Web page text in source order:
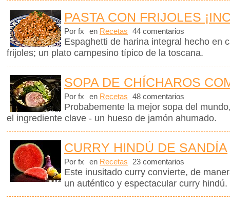
PASTA CON FRIJOLES
Por fx en Recetas 44 comentarios
Espaghetti de harina integral hecho en
frijoles; un plato campesino típico de la toscana.
SOPA DE CHÍCHAROS
Por fx en Recetas 48 comentarios
Probabemente la mejor sopa del
el ingrediente clave - un hueso de jamón ahumado.
CURRY HINDÚ DE SANDÍA
Por fx en Recetas 23 comentarios
Este inusitado curry convierte, de
un auténtico y espectacular curry hindú.